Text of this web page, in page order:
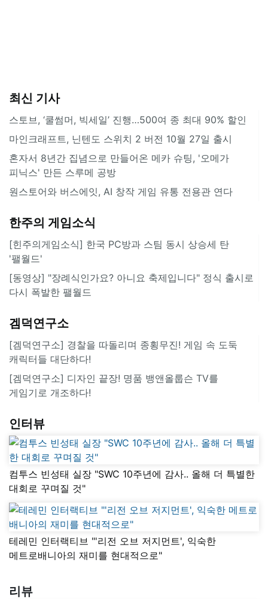
최신 기사
스토브, ‘쿨썸머, 빅세일’ 진행…500여 종 최대 90% 할인
마인크래프트, 닌텐도 스위치 2 버전 10월 27일 출시
혼자서 8년간 집념으로 만들어온 메카 슈팅, '오메가
피닉스' 만든 스루메 공방
원스토어와 버스에잇, AI 창작 게임 유통 전용관 연다
한주의 게임소식
[힌주의게임소식] 한국 PC방과 스팀 동시 상승세 탄
'팰월드'
[동영상] "장례식인가요? 아니요 축제입니다" 정식 출시로
다시 폭발한 팰월드
겜덕연구소
[겜덕연구소] 경찰을 따돌리며 종횡무진! 게임 속 도둑
캐릭터들 대단하다!
[겜덕연구소] 디자인 끝장! 명품 뱅앤올룹슨 TV를
게임기로 개조하다!
인터뷰
컴투스 빈성태 실장 "SWC 10주년에 감사.. 올해 더 특별한
대회로 꾸며질 것"
테레민 인터랙티브 "'리전 오브 저지먼트', 익숙한
메트로배니아의 재미를 현대적으로"
리뷰